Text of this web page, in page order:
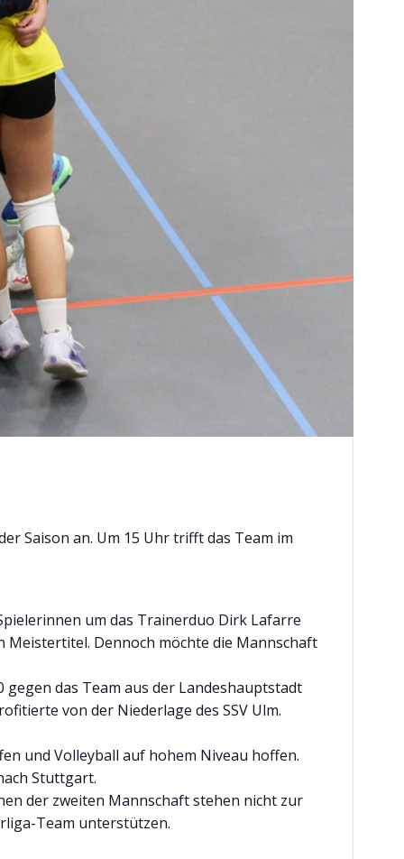
Saison an. Um 15 Uhr trifft das Team im
um das Trainerduo Dirk Lafarre
Meistertitel. Dennoch möchte die Mannschaft
das Team aus der Landeshauptstadt
von der Niederlage des SSV Ulm.
und Volleyball auf hohem Niveau hoffen.
Stuttgart.
der zweiten Mannschaft stehen nicht zur
Team unterstützen.